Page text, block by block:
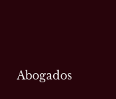
Abogados